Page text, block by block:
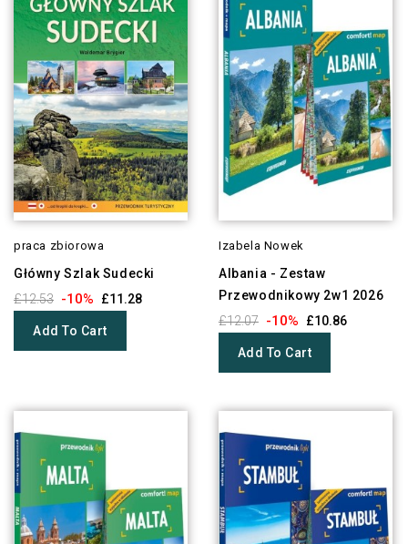
praca zbiorowa
Główny Szlak Sudecki
£12.53 -10% £11.28
Add To Cart
Izabela Nowek
Albania - Zestaw
Przewodnikowy 2w1 2026
£12.07 -10% £10.86
Add To Cart